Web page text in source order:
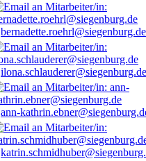
bernadette.roehrl@siegenburg.de
ilona.schlauderer@siegenburg.de
ann-